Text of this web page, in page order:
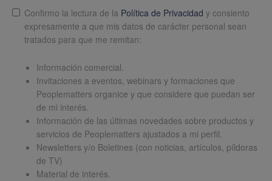
LopdConfirmo la lectura de la Política de Privacidad y consiento
expresamente a que mis datos de carácter personal sean
tratados para que me remitan:
Información comercial.
Invitaciones a eventos, webinars y formaciones que
Peoplematters organice y que considere que puedan ser
de mi interés.
Información de las últimas novedades sobre productos y
servicios de Peoplematters ajustados a mi perfil.
Newsletters y/o Boletines (con noticias, artículos, píldoras
de TV)
Material de interés.